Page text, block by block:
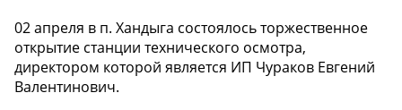
02 апреля в п. Хандыга состоялось торжественное
открытие станции технического осмотра,
директором которой является ИП Чураков Евгений
Валентинович.